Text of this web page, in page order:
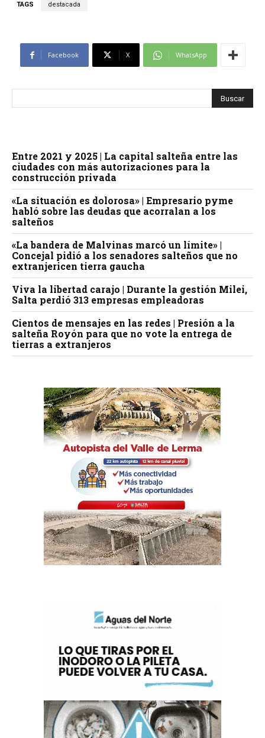
TAGS destacada
Facebook X WhatsApp
Entre 2021 y 2025 | La capital salteña entre las
ciudades con más autorizaciones para la
construcción privada
«La situación es dolorosa» | Empresario pyme
habló sobre las deudas que acorralan a los
salteños
«La bandera de Malvinas marcó un límite» |
Concejal pidió a los senadores salteños que no
extranjericen tierra gaucha
Viva la libertad carajo | Durante la gestión Milei,
Salta perdió 313 empresas empleadoras
Cientos de mensajes en las redes | Presión a la
salteña Royón para que no vote la entrega de
tierras a extranjeros